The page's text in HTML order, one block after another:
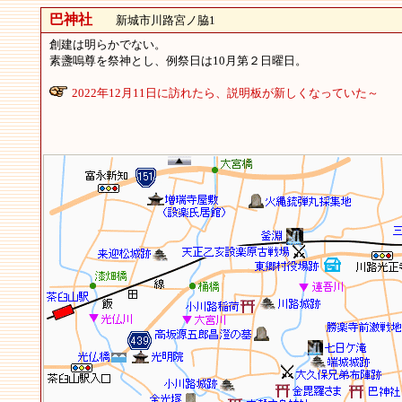
巴神社新城市川路宮ノ脇1
創建は明らかでない。
素盞嗚尊を祭神とし、例祭日は10月第２日曜日。
2022年12月11日に訪れたら、説明板が新しくなっていた～